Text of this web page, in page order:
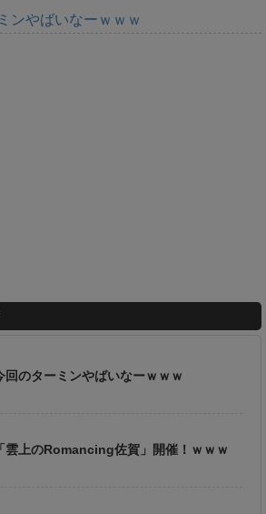
ンやばいなーｗｗｗ
回のターミンやばいなーｗｗｗ
雲上のRomancing佐賀」開催！ｗｗｗ